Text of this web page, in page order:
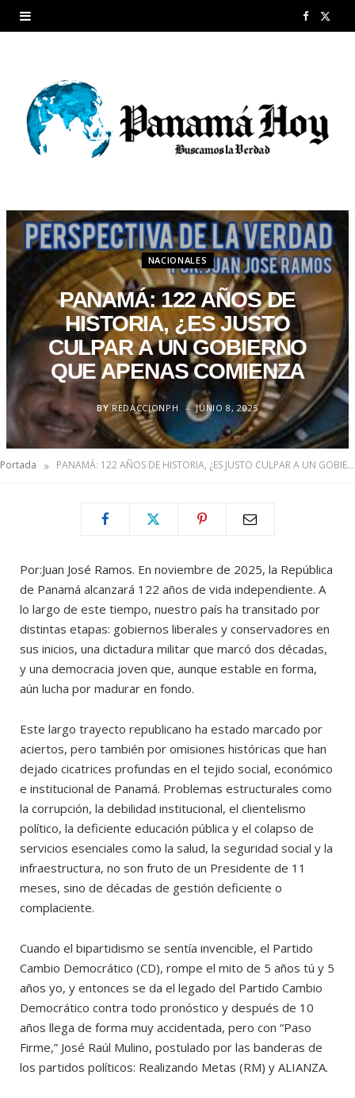
F
b
k e
r
)
NACIONALES
PANAMÁ: 122 AÑOS DE
HISTORIA, ¿ES JUSTO
CULPAR A UN GOBIERNO
QUE APENAS COMIENZA
BY REDACCIONPH JUNIO 8, 2025
Portada » PANAMÁ: 122 AÑOS DE HISTORIA, ¿ES JUSTO CULPAR A UN GOBIERNO QUE APENAS COMIENZA
Por:Juan José Ramos. En noviembre de 2025, la República
de Panamá alcanzará 122 años de vida independiente. A
lo largo de este tiempo, nuestro país ha transitado por
distintas etapas: gobiernos liberales y conservadores en
sus inicios, una dictadura militar que marcó dos décadas,
y una democracia joven que, aunque estable en forma,
aún lucha por madurar en fondo.
Este largo trayecto republicano ha estado marcado por
aciertos, pero también por omisiones históricas que han
dejado cicatrices profundas en el tejido social, económico
e institucional de Panamá. Problemas estructurales como
la corrupción, la debilidad institucional, el clientelismo
político, la deficiente educación pública y el colapso de
servicios esenciales como la salud, la seguridad social y la
infraestructura, no son fruto de un Presidente de 11
meses, sino de décadas de gestión deficiente o
complaciente.
Cuando el bipartidismo se sentía invencible, el Partido
Cambio Democrático (CD), rompe el mito de 5 años tú y 5
años yo, y entonces se da el legado del Partido Cambio
Democrático contra todo pronóstico y después de 10
años llega de forma muy accidentada, pero con “Paso
Firme,” José Raúl Mulino, postulado por las banderas de
los partidos políticos: Realizando Metas (RM) y ALIANZA.